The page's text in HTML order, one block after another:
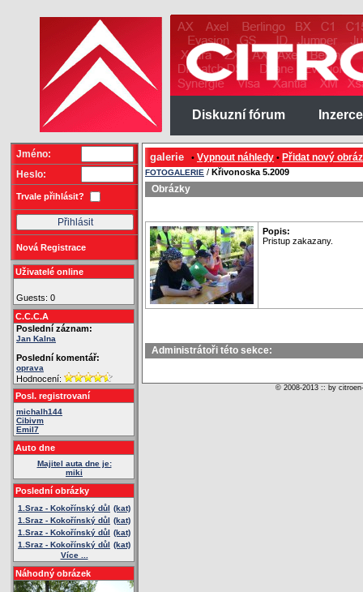
Diskuzní fórum Inzerce
Jméno:
Heslo:
Trvale přihlásit?
Nová Registrace
Uživatelé online
Guests: 0
C.C.C.A
Poslední záznam:
Jan Kalna
Poslední komentář:
oprava
Hodnocení:
Posl. registrovaní
michalh144
Cibivm
Emil7
Auto dne
Majitel auta dne je:
miki
Poslední obrázky
1.Sraz - Kokořínský důl (kat)
1.Sraz - Kokořínský důl (kat)
1.Sraz - Kokořínský důl (kat)
1.Sraz - Kokořínský důl (kat)
Více ...
Náhodný obrázek
galerie • Vypnout náhledy • Přidat nový
FOTOGALERIE / Křivonoska 5.2009
Obrázky
Popis:
Pristup zakazany.
Administrátoři této sekce:
© 2008-2013 :: by